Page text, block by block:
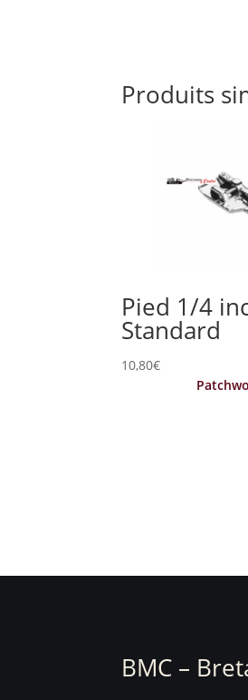
Produits
Pied 1/4
Standard
10,80€
BMC –